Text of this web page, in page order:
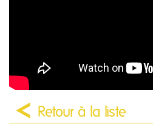
Retour à la liste